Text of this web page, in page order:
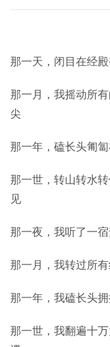
那一天，闭目在经
那一月，我摇动所
尖
那一年，磕长头匍
那一世，转山转水
见
那一夜，我听了一
那一月，我转过所
那一年，我磕长头
那一世，我翻遍十